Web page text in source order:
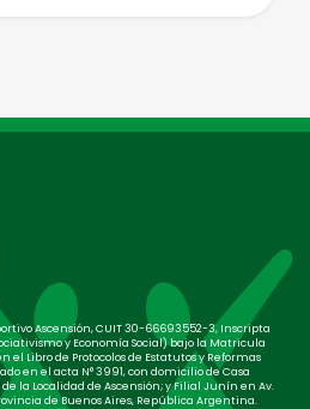
Ascensión, CUIT 30-66693552-3, Inscripta
y Economía Social) bajo la Matricula
el Libro de Protocolos de Estatutos y Reformas
en el acta N° 3991, con domicilio de Casa
la Localidad de Ascensión; y Filial Junín en Av.
de Buenos Aires, República Argentina.